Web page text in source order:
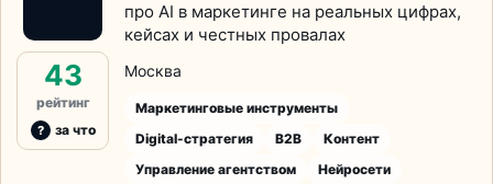
43
рейтинг
за что
про AI в маркетинге на реальных цифрах,
кейсах и честных провалах
Москва
Маркетинговые инструменты
Digital-стратегия
B2B
Контент
Управление агентством
Нейросети